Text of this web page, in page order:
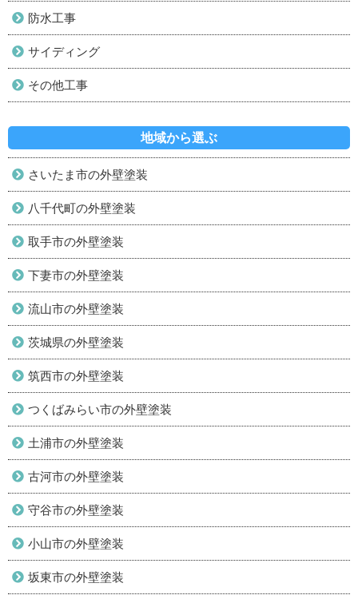
防水工事
サイディング
その他工事
地域から選ぶ
さいたま市の外壁塗装
八千代町の外壁塗装
取手市の外壁塗装
下妻市の外壁塗装
流山市の外壁塗装
茨城県の外壁塗装
筑西市の外壁塗装
つくばみらい市の外壁塗装
土浦市の外壁塗装
古河市の外壁塗装
守谷市の外壁塗装
小山市の外壁塗装
坂東市の外壁塗装